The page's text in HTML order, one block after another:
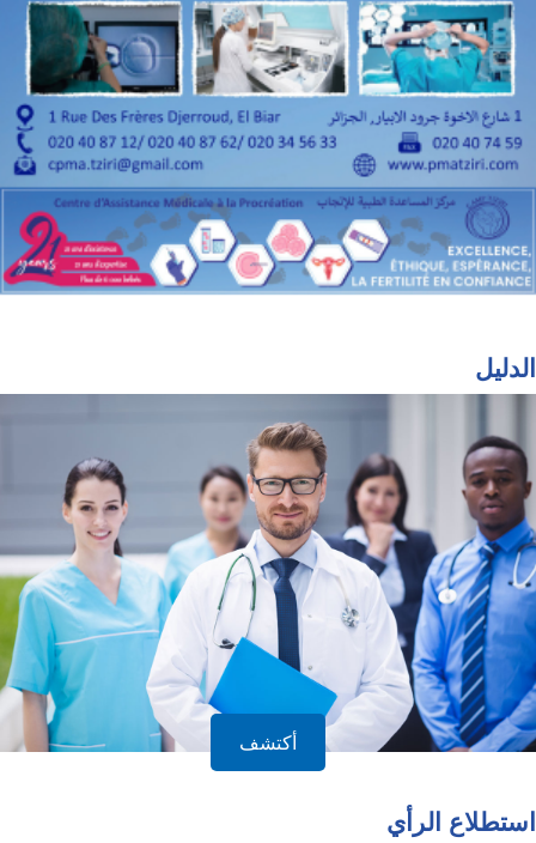
الدليل
أكتشف
استطلاع الرأي